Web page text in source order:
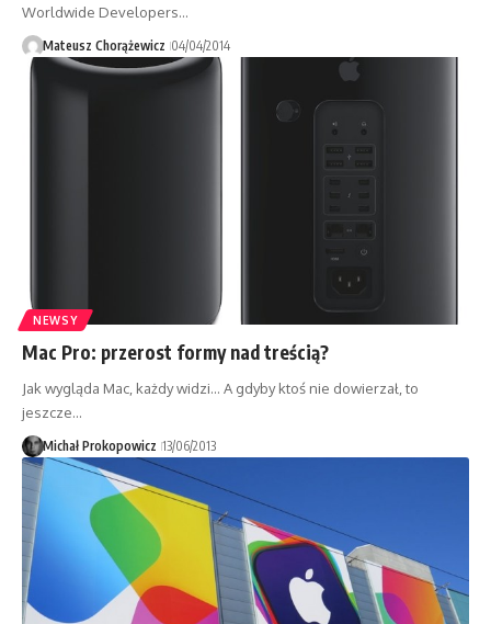
Worldwide Developers…
Mateusz Chorążewicz 04/04/2014
NEWSY
Mac Pro: przerost formy nad treścią?
Jak wygląda Mac, każdy widzi... A gdyby ktoś nie dowierzał, to
jeszcze…
Michał Prokopowicz 13/06/2013